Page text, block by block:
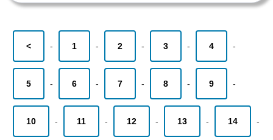
< - 1 - 2 - 3 - 4 -
5 - 6 - 7 - 8 - 9 -
10 - 11 - 12 - 13 - 14 -